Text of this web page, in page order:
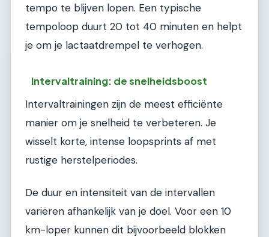
tempo te blijven lopen. Een typische
tempoloop duurt 20 tot 40 minuten en helpt
je om je lactaatdrempel te verhogen.
Intervaltraining: de snelheidsboost
Intervaltrainingen zijn de meest efficiënte
manier om je snelheid te verbeteren. Je
wisselt korte, intense loopsprints af met
rustige herstelperiodes.
De duur en intensiteit van de intervallen
variëren afhankelijk van je doel. Voor een 10
km-loper kunnen dit bijvoorbeeld blokken